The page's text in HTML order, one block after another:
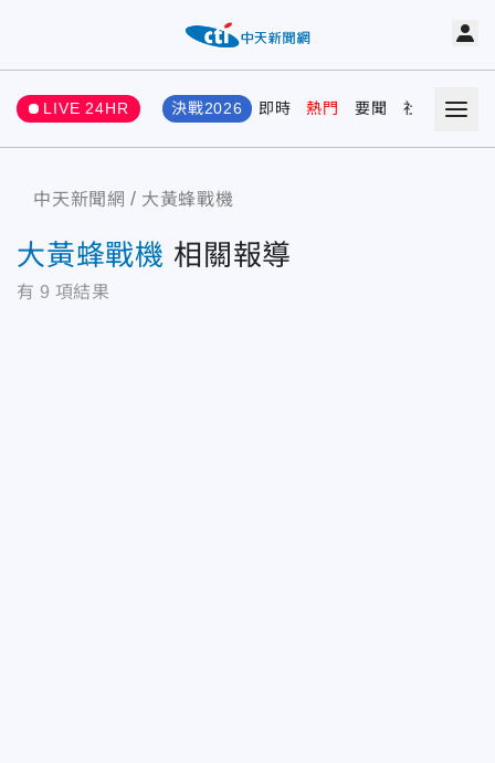
LIVE 24HR 決戰2026 即時 熱門 要聞 社會 娛樂
中天新聞網 大黃蜂戰機
大黃蜂戰機 相關報導
有 9 項結果